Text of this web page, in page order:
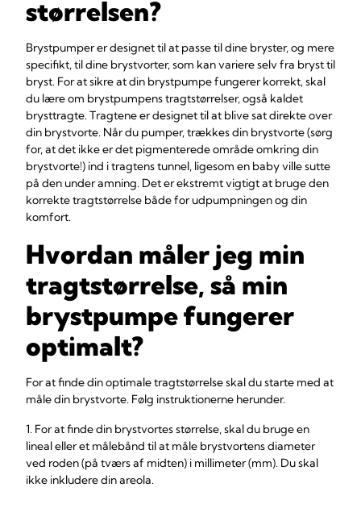
størrelsen?
Brystpumper er designet til at passe til dine bryster, og mere
specifikt, til dine brystvorter, som kan variere selv fra bryst til
bryst. For at sikre at din brystpumpe fungerer korrekt, skal
du lære om brystpumpens tragtstørrelser, også kaldet
brysttragte. Tragtene er designet til at blive sat direkte over
din brystvorte. Når du pumper, trækkes din brystvorte (sørg
for, at det ikke er det pigmenterede område omkring din
brystvorte!) ind i tragtens tunnel, ligesom en baby ville sutte
på den under amning. Det er ekstremt vigtigt at bruge den
korrekte tragtstørrelse både for udpumpningen og din
komfort.
Hvordan måler jeg min
tragtstørrelse, så min
brystpumpe fungerer
optimalt?
For at finde din optimale tragtstørrelse skal du starte med at
måle din brystvorte. Følg instruktionerne herunder.
1. For at finde din brystvortes størrelse, skal du bruge en
lineal eller et målebånd til at måle brystvortens diameter
ved roden (på tværs af midten) i millimeter (mm). Du skal
ikke inkludere din areola.